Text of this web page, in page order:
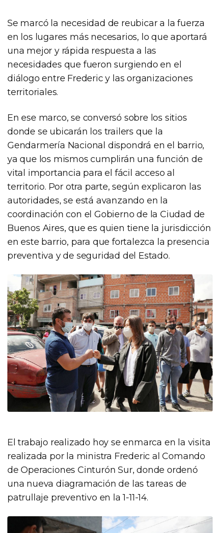
Se marcó la necesidad de reubicar a la fuerza
en los lugares más necesarios, lo que aportará
una mejor y rápida respuesta a las
necesidades que fueron surgiendo en el
diálogo entre Frederic y las organizaciones
territoriales.
En ese marco, se conversó sobre los sitios
donde se ubicarán los trailers que la
Gendarmería Nacional dispondrá en el barrio,
ya que los mismos cumplirán una función de
vital importancia para el fácil acceso al
territorio. Por otra parte, según explicaron las
autoridades, se está avanzando en la
coordinación con el Gobierno de la Ciudad de
Buenos Aires, que es quien tiene la jurisdicción
en este barrio, para que fortalezca la presencia
preventiva y de seguridad del Estado.
El trabajo realizado hoy se enmarca en la visita
realizada por la ministra Frederic al Comando
de Operaciones Cinturón Sur, donde ordenó
una nueva diagramación de las tareas de
patrullaje preventivo en la 1-11-14.